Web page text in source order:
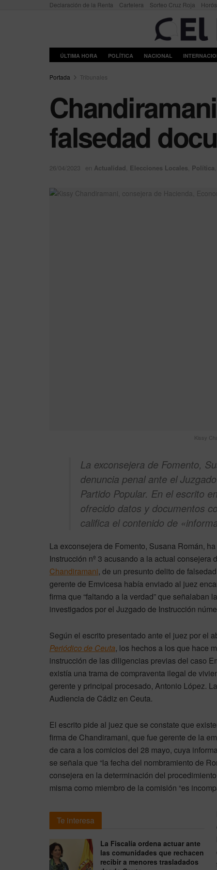
Declaración de la Renta Cartelera Sorteo Cruz Roja
ÚLTIMA HORA POLÍTICA NACIONAL
Portada Tribunales
falsedad
26/04/2023 en Actualidad, Elecciones Locales, Política,
Kissy
La exconsejera de Fomento,
denuncia penal ante el
Partido Popular. En el escrito
ofrecido datos y documentos
califica el contenido de
La exconsejera de Fomento, Susana Román,
Instrucción nº 3 acusando a la actual
Chandiramani, de un presunto delito de
gerente de Emvicesa había enviado al juez
firma que “faltando a la verdad” que
investigados por el Juzgado de Instrucción
Según el escrito presentado ante el juez por el
Periódico de Ceuta, los hechos a los que hace
instrucción de las diligencias previas del caso
existía una trama de compraventa ilegal de
gerente y principal procesado, Antonio López.
Audiencia de Cádiz en Ceuta.
El escrito pide al juez que se constate que
firma de Chandiramani, que fue gerente de la
de cara a los comicios del 28 mayo, cuya
se señala que “la fecha del nombramiento de
consejera en la determinación del
misma como miembro de la comisión “es
Te interesa
La Fiscalía ordena actuar ante
las comunidades que rechacen
recibir a menores trasladados